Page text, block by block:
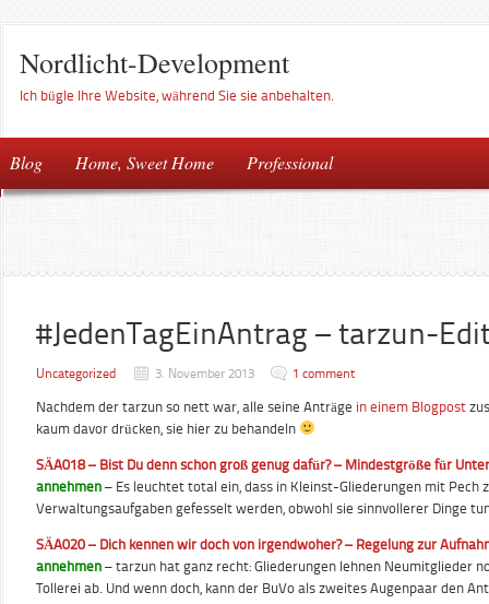
Nordlicht-Development
Ich bügle Ihre Website, während Sie sie anbehalten.
Blog Home, Sweet Home Professional
#JedenTagEinAntrag – tarzun-
Uncategorized 3. November 2013 1 comment
Nachdem der tarzun so nett war, alle seine Anträge in einem Blogpost
kaum davor drücken, sie hier zu behandeln
SÄA018 – Bist Du denn schon groß genug dafür? – Mindestgröße für
annehmen – Es leuchtet total ein, dass in Kleinst-Gliederungen mit Pech
Verwaltungsaufgaben gefesselt werden, obwohl sie sinnvollerer Dinge
SÄA020 – Dich kennen wir doch von irgendwoher? – Regelung zur
annehmen – tarzun hat ganz recht: Gliederungen lehnen Neumitglieder
Tollerei ab. Und wenn doch, kann der BuVo als zweites Augenpaar den